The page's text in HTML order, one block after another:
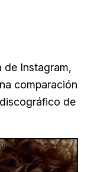
de Instagram,
comparación
de